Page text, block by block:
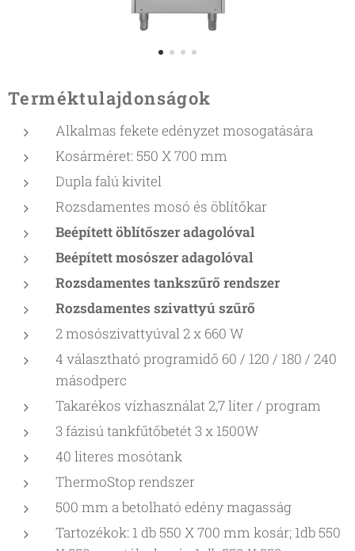
Terméktulajdonságok
Alkalmas fekete edényzet mosogatására
Kosárméret: 550 X 700 mm
Dupla falú kivitel
Rozsdamentes mosó és öblítőkar
Beépített öblítőszer adagolóval
Beépített mosószer adagolóval
Rozsdamentes tankszűrő rendszer
Rozsdamentes szivattyú szűrő
2 mosószivattyúval 2 x 660 W
4 választható programidő 60 / 120 / 180 / 240
másodperc
Takarékos vízhasználat 2,7 liter / program
3 fázisú tankfűtőbetét 3 x 1500W
40 literes mosótank
ThermoStop rendszer
500 mm a betolható edény magasság
Tartozékok: 1 db 550 X 700 mm kosár; 1db 550